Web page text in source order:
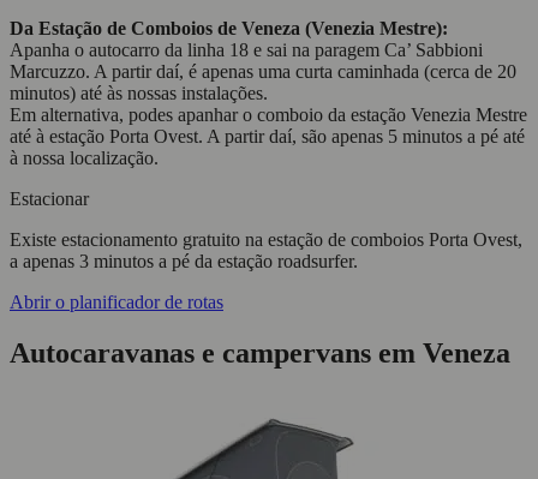
Da Estação de Comboios de Veneza (Venezia Mestre):
Apanha o autocarro da linha 18 e sai na paragem Ca’ Sabbioni
Marcuzzo. A partir daí, é apenas uma curta caminhada (cerca de 20
minutos) até às nossas instalações.
Em alternativa, podes apanhar o comboio da estação Venezia Mestre
até à estação Porta Ovest. A partir daí, são apenas 5 minutos a pé até
à nossa localização.
Estacionar
Existe estacionamento gratuito na estação de comboios Porta Ovest,
a apenas 3 minutos a pé da estação roadsurfer.
Abrir o planificador de rotas
Autocaravanas e campervans em Veneza